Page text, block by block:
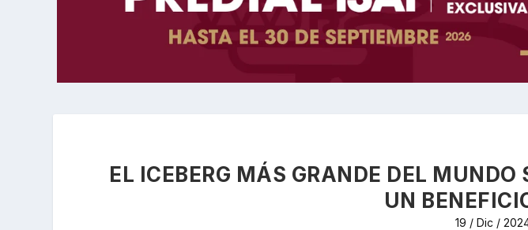
EL ICEBERG MÁS GRANDE DEL
UN
19 / Dic /